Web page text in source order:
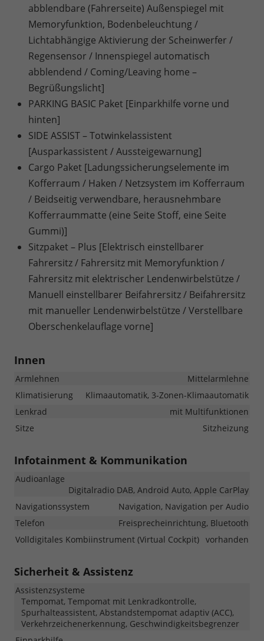
abblendbare (Fahrerseite) Außenspiegel mit
Memoryfunktion, Bodenbeleuchtung /
Lichtabhängige Aktivierung der Scheinwerfer /
Regensensor / Innenspiegel automatisch
abblendend / Coming/Leaving home –
Begrüßungslicht]
PARKING BASIC Paket [Einparkhilfe vorne und
hinten]
SIDE ASSIST – Totwinkelassistent
[Ausparkassistent / Aussteigewarnung]
Cargo Paket [Ladungssicherungselemente im
Kofferraum / Haken / Netzsystem im Kofferraum
/ Beidseitig verwendbare, herausnehmbare
Kofferraummatte (eine Seite Stoff, eine Seite
Gummi)]
Sitzpaket – Plus [Elektrisch einstellbarer
Fahrersitz / Fahrersitz mit Memoryfunktion /
Fahrersitz mit elektrischer Lendenwirbelstütze /
Manuell einstellbarer Beifahrersitz / Beifahrersitz
mit manueller Lendenwirbelstütze / Verstellbare
Oberschenkelauflage vorne]
Innen
Armlehnen
Mittelarmlehne
Klimatisierung
Klimaautomatik, 3-Zonen-Klimaautomatik
Lenkrad
mit Multifunktionen
Sitze
Sitzheizung
Infotainment & Kommunikation
Audioanlage
Digitalradio DAB, Android Auto, Apple CarPlay
Navigationssystem
Navigation, Navigation per Audio
Telefon
Freisprecheinrichtung, Bluetooth
Volldigitales Kombiinstrument (Virtual Cockpit) vorhanden
Sicherheit & Assistenz
Assistenzsysteme
Tempomat, Tempomat mit Lenkradkontrolle,
Spurhalteassistent, Abstandstempomat adaptiv (ACC),
Verkehrzeichenerkennung, Geschwindigkeitsbegrenzer